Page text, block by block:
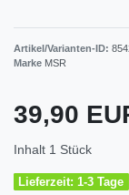
Artikel/Varianten-ID:
Marke MSR
39,90
Inhalt 1 Stück
Lieferzeit: 1-3 Tage